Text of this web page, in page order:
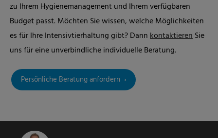
zu Ihrem Hygienemanagement und Ihrem verfügbaren
Budget passt. Möchten Sie wissen, welche Möglichkeiten
es für Ihre Intensivtierhaltung gibt? DannkontaktierenSie
uns für eine unverbindliche individuelle Beratung.
Persönliche Beratung anfordern